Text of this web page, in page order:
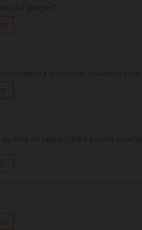
gelegen”
invadenti e disponibili ci siamo trovati
au long du sejour, cadre piscine